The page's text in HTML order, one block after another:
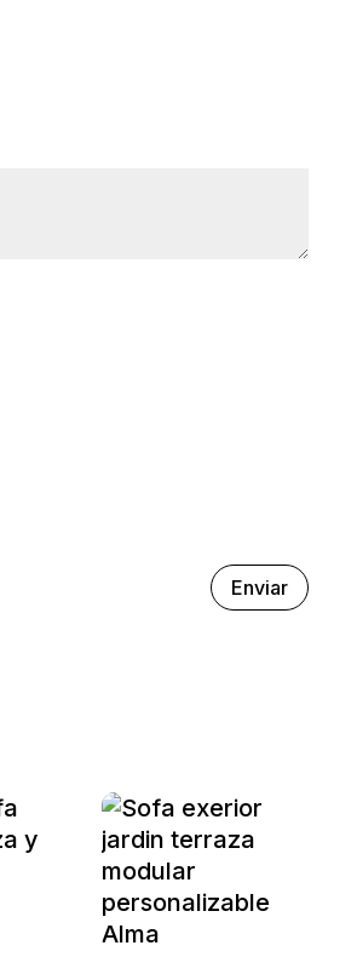
Enviar